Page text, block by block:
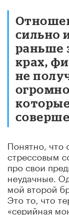
сильно
раньше
крах,
не
Понятно, что
стрессовым
про свои
неудачные.
мой второй
Это то, что
«серийная